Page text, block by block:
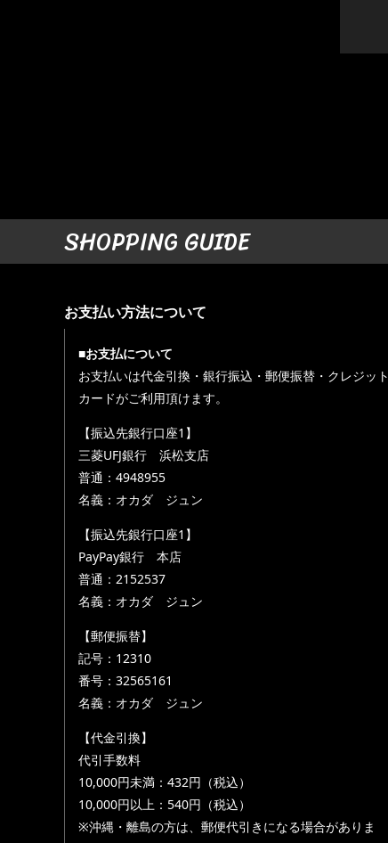
SHOPPING GUIDE
お支払い方法について
■お支払について
お支払いは代金引換・銀行振込・郵便振替・クレジット
カードがご利用頂けます。
【振込先銀行口座1】
三菱UFJ銀行 浜松支店
普通：4948955
名義：オカダ ジュン
【振込先銀行口座1】
PayPay銀行 本店
普通：2152537
名義：オカダ ジュン
【郵便振替】
記号：12310
番号：32565161
名義：オカダ ジュン
【代金引換】
代引手数料
10,000円未満：432円（税込）
10,000円以上：540円（税込）
※沖縄・離島の方は、郵便代引きになる場合がありま